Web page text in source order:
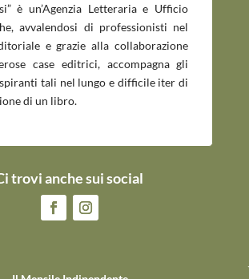
è un’Agenzia Letteraria e Ufficio
avvalendosi di professionisti nel
e grazie alla collaborazione
case editrici, accompagna gli
tali nel lungo e difficile iter di
di un libro.
trovi anche sui social